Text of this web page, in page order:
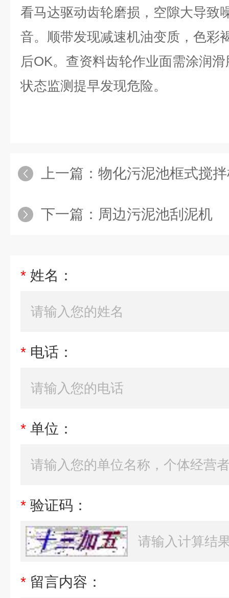
看马达驱动齿轮磨损，空隙大导致
音。顺带发现减速机油变质，色彩
后OK。查资料齿轮作业面需涂润滑
状态监测提早发现危险。
上一篇： 物化污泥池框式搅
下一篇： 周边污泥池刮泥机
* 姓名：
* 电话：
* 单位：
* 验证码：
* 留言内容：